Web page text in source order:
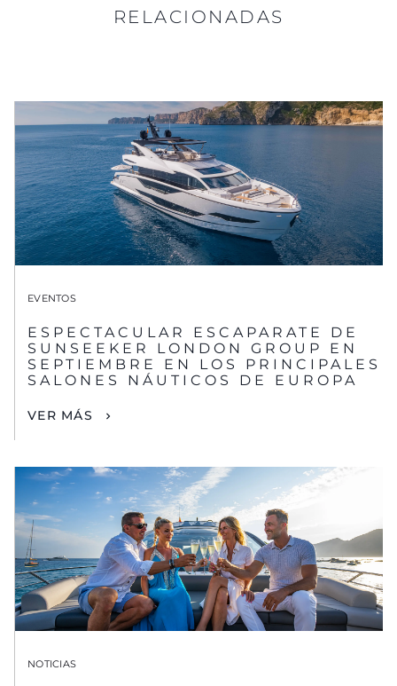
RELACIONADAS
EVENTOS
ESPECTACULAR ESCAPARATE DE
SUNSEEKER LONDON GROUP EN
SEPTIEMBRE EN LOS PRINCIPALES
SALONES NÁUTICOS DE EUROPA
VER MÁS
NOTICIAS